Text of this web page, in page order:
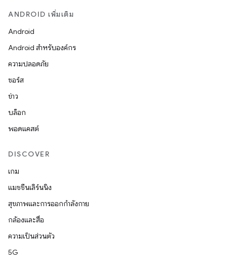
ANDROID เพิ่มเติม
Android
Android สำหรับองค์กร
ความปลอดภัย
ซอร์ส
ข่าว
บล็อก
พอดแคสต์
DISCOVER
เกม
แมชชีนเลิร์นนิง
สุขภาพและการออกกำลังกาย
กล้องและสื่อ
ความเป็นส่วนตัว
5G